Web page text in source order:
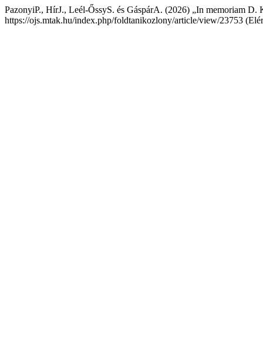
PazonyiP., HírJ., Leél-ŐssyS. és GáspárA. (2026) „In memoriam D.
https://ojs.mtak.hu/index.php/foldtanikozlony/article/view/23753